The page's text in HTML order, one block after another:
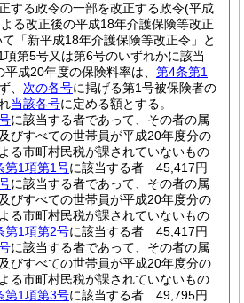
する政令の一部を改正する政令(平成
る改正後の平成18年介護保険等改正
「新平成18年介護保険等改正令」と
項第5号又は第6号のいずれかに該当
成20年度の保険料率は、 第4条第1
、 次の各号に掲げる第1号被保険者の
当該各号に定める額とする。
に該当する者であって、その者の属
びすべての世帯員が平成20年度分の
る市町村民税が課されていないもの
第1項第1号に該当する者 45,417円
に該当する者であって、その者の属
びすべての世帯員が平成20年度分の
る市町村民税が課されていないもの
第1項第2号に該当する者 45,417円
に該当する者であって、その者の属
びすべての世帯員が平成20年度分の
る市町村民税が課されていないもの
第1項第3号に該当する者 49,795円